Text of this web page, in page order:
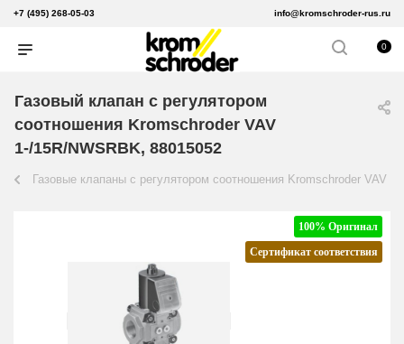
+7 (495) 268-05-03 info@kromschroder-rus.ru
0
Газовый клапан с регулятором
соотношения Kromschroder VAV
1-/15R/NWSRBK, 88015052
Газовые клапаны с регулятором соотношения Kromschroder VAV
100% Оригинал
Сертификат соответствия